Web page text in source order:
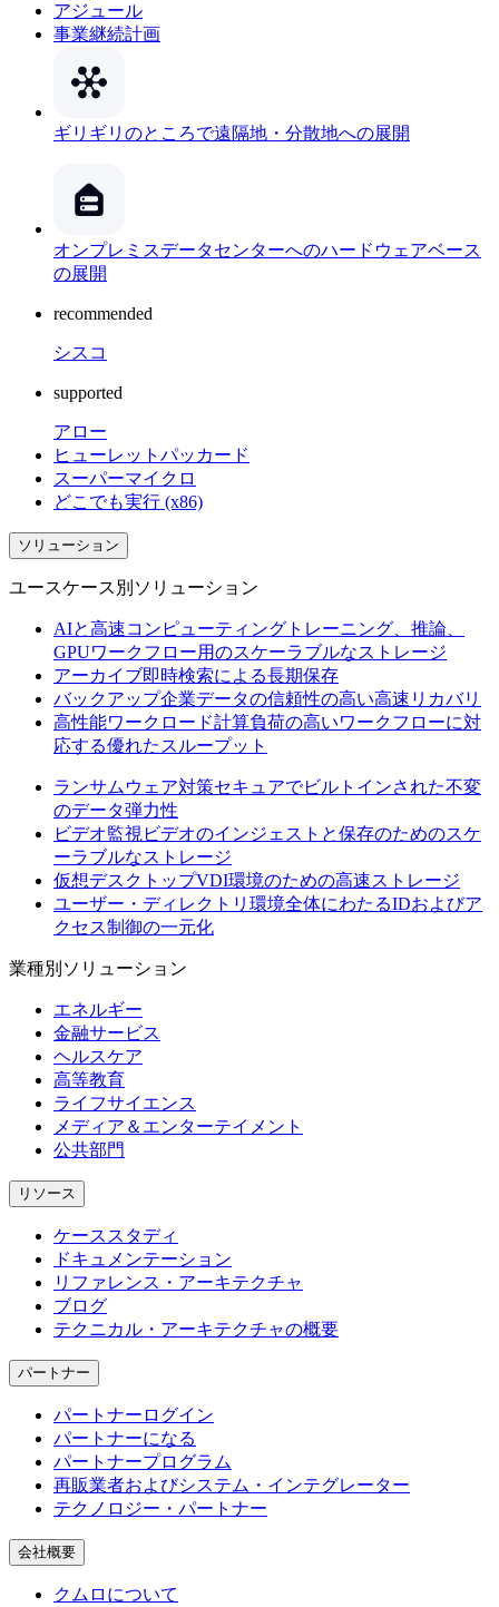
アジュール
事業継続計画
ギリギリのところで遠隔地・分散地への展開
オンプレミスデータセンターへのハードウェアベース
の展開
recommended
シスコ
supported
アロー
ヒューレットパッカード
スーパーマイクロ
どこでも実行 (x86)
ソリューション
ユースケース別ソリューション
AIと高速コンピューティング トレーニング、推論、
GPUワークフロー用のスケーラブルなストレージ
アーカイブ即時検索による長期保存
バックアップ企業データの信頼性の高い高速リカバリ
高性能ワークロード計算負荷の高いワークフローに対
応する優れたスループット
ランサムウェア対策セキュアでビルトインされた不変
のデータ弾力性
ビデオ監視 ビデオのインジェストと保存のためのスケ
ーラブルなストレージ
仮想デスクトップVDI環境のための高速ストレージ
ユーザー・ディレクトリ 環境全体にわたるIDおよびア
クセス制御の一元化
業種別ソリューション
エネルギー
金融サービス
ヘルスケア
高等教育
ライフサイエンス
メディア＆エンターテイメント
公共部門
リソース
ケーススタディ
ドキュメンテーション
リファレンス・アーキテクチャ
ブログ
テクニカル・アーキテクチャの概要
パートナー
パートナーログイン
パートナーになる
パートナープログラム
再販業者およびシステム・インテグレーター
テクノロジー・パートナー
会社概要
クムロについて